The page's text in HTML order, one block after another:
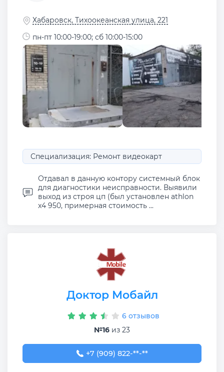
Хабаровск, Тихоокеанская улица, 221
пн-пт 10:00-19:00; сб 10:00-15:00
Специализация: Ремонт видеокарт
Отдавал в данную контору системный блок
для диагностики неисправности. Выявили
выход из строя цп (был установлен athlon
x4 950, примерная стоимость ...
Доктор Мобайл
6 отзывов
№16 из 23
+7 (909) 822-81-80
+7 (909) 822-**-**